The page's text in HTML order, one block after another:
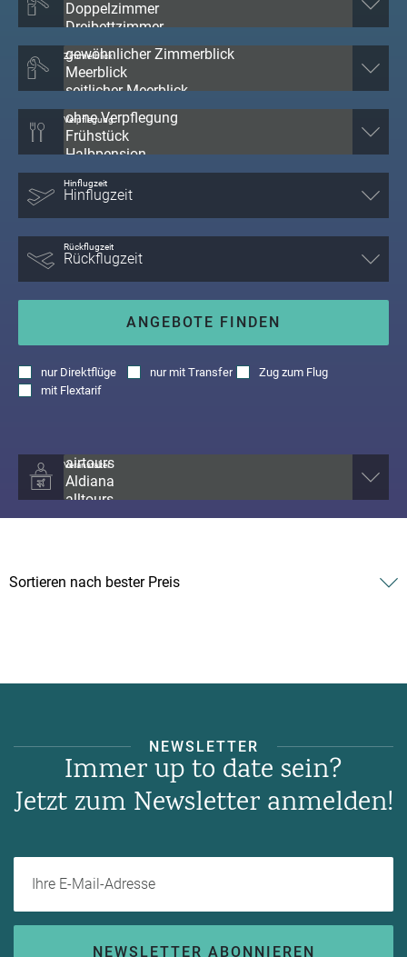
Zimmerblick
ANGEBOTE FINDEN
nur Direktflüge nurmit Transfer
Zug zum Flug
mit Flextarif
Verpflegung
Hinflugzeit
Rückflugzeit
Veranstalter
NEWSLETTER
Immer up to date sein?
Jetzt zum Newsletter anmelden!
NEWSLETTER ABONNIEREN